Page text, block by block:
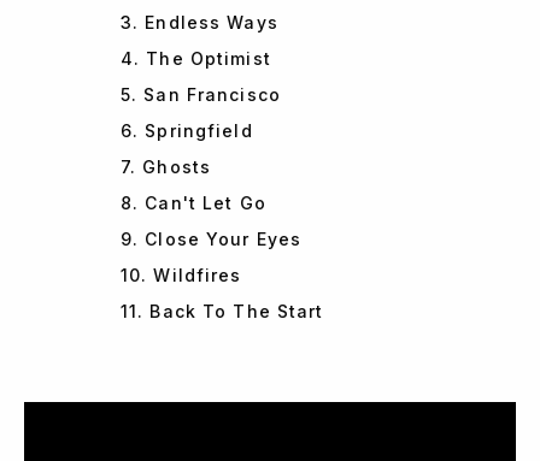
3. Endless Ways
4. The Optimist
5. San Francisco
6. Springfield
7. Ghosts
8. Can't Let Go
9. Close Your Eyes
10. Wildfires
11. Back To The Start